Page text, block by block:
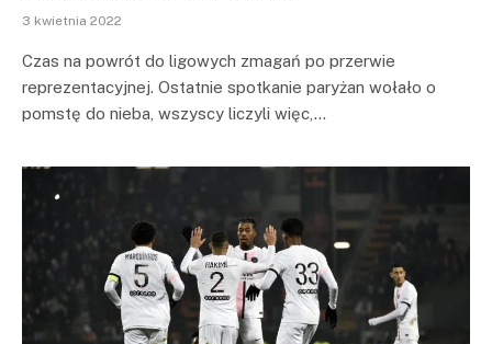
3 kwietnia 2022
Czas na powrót do ligowych zmagań po przerwie
reprezentacyjnej. Ostatnie spotkanie paryżan wołało o
pomstę do nieba, wszyscy liczyli więc,…